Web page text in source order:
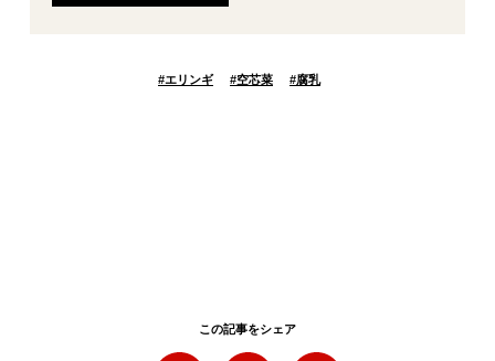
#エリンギ #空芯菜 #腐乳
この記事をシェア